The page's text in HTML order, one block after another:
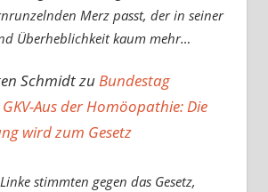
Merz passt, der in seiner
Überheblichkeit kaum mehr…
SchmidtzuBundestag
Aus der Homöopathie: Die
wird zum Gesetz
stimmten gegen das Gesetz,